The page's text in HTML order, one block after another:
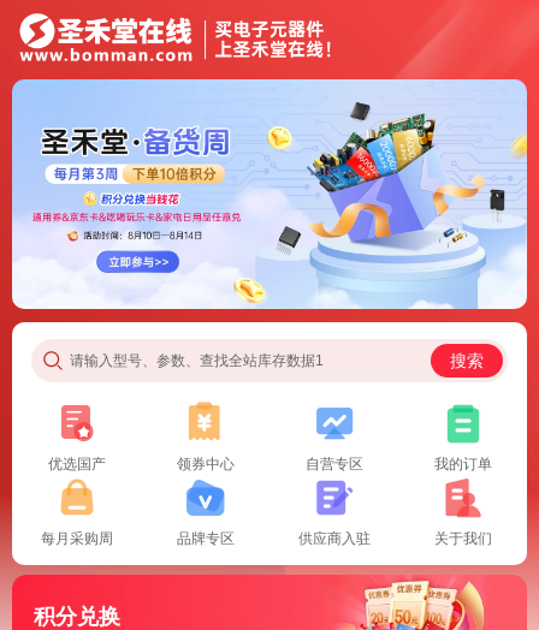
请输入型号、参数、查找全站库存数据1 搜索
优选国产 领券中心 自营专区 我的订单
每月采购周 品牌专区 供应商入驻 关于我们
积分兑换